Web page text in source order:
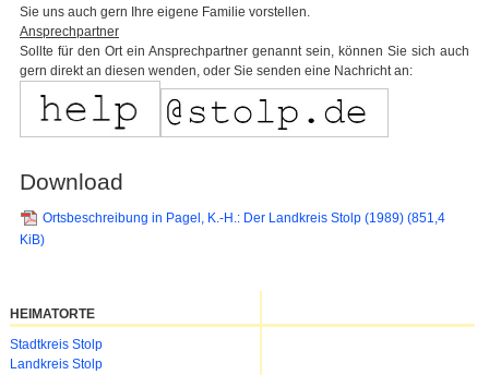
Sie uns auch gern Ihre eigene Familie vorstellen.
Ansprechpartner
Sollte für den Ort ein Ansprechpartner genannt sein, können Sie sich auch
gern direkt an diesen wenden, oder Sie senden eine Nachricht an:
Download
Ortsbeschreibung in Pagel, K.-H.: Der Landkreis Stolp (1989) (851,4
KiB)
HEIMATORTE
Navigation
überspringen
Stadtkreis Stolp
Landkreis Stolp